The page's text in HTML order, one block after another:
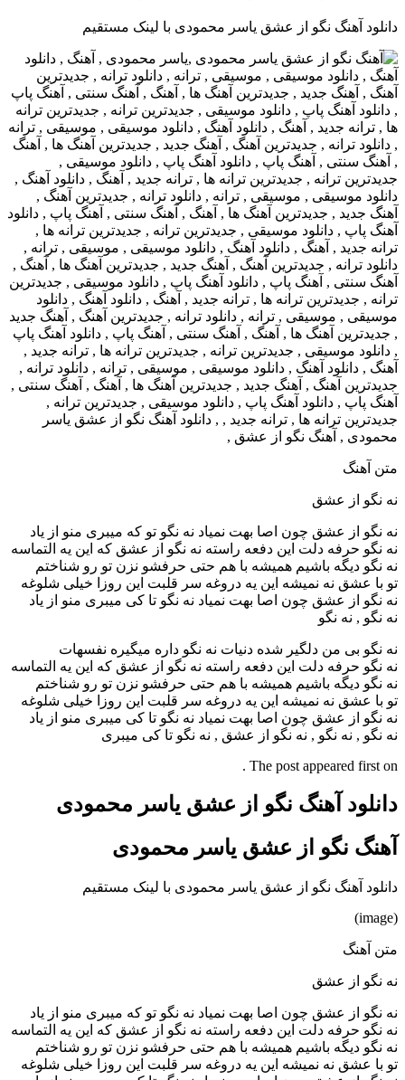
دانلود آهنگ نگو از عشق یاسر محمودی با لینک مستقیم
متن آهنگ
نه نگو از عشق
نه نگو از عشق چون اصا بهت نمیاد نه نگو تو که میبری منو از یاد
نه نگو حرفه دلت این دفعه راسته نه نگو از عشق که این یه التماسه
نه نگو دیگه باشیم همیشه با هم حتی حرفشو نزن تو رو شناختم
تو با عشق نه نمیشه این یه دروغه سر قلبت این روزا خیلی شلوغه
نه نگو از عشق چون اصا بهت نمیاد نه نگو تا کی میبری منو از یاد
نه نگو , نه نگو
نه نگو بی من دلگیر شده دنیات نه نگو داره میگیره نفسهات
نه نگو حرفه دلت این دفعه راسته نه نگو از عشق که این یه التماسه
نه نگو دیگه باشیم همیشه با هم حتی حرفشو نزن تو رو شناختم
تو با عشق نه نمیشه این یه دروغه سر قلبت این روزا خیلی شلوغه
نه نگو از عشق چون اصا بهت نمیاد نه نگو تا کی میبری منو از یاد
نه نگو , نه نگو , نه نگو از عشق , نه نگو تا کی میبری
The post appeared first on .
دانلود آهنگ نگو از عشق یاسر محمودی
آهنگ نگو از عشق یاسر محمودی
دانلود آهنگ نگو از عشق یاسر محمودی با لینک مستقیم
(image)
متن آهنگ
نه نگو از عشق
نه نگو از عشق چون اصا بهت نمیاد نه نگو تو که میبری منو از یاد
نه نگو حرفه دلت این دفعه راسته نه نگو از عشق که این یه التماسه
نه نگو دیگه باشیم همیشه با هم حتی حرفشو نزن تو رو شناختم
تو با عشق نه نمیشه این یه دروغه سر قلبت این روزا خیلی شلوغه